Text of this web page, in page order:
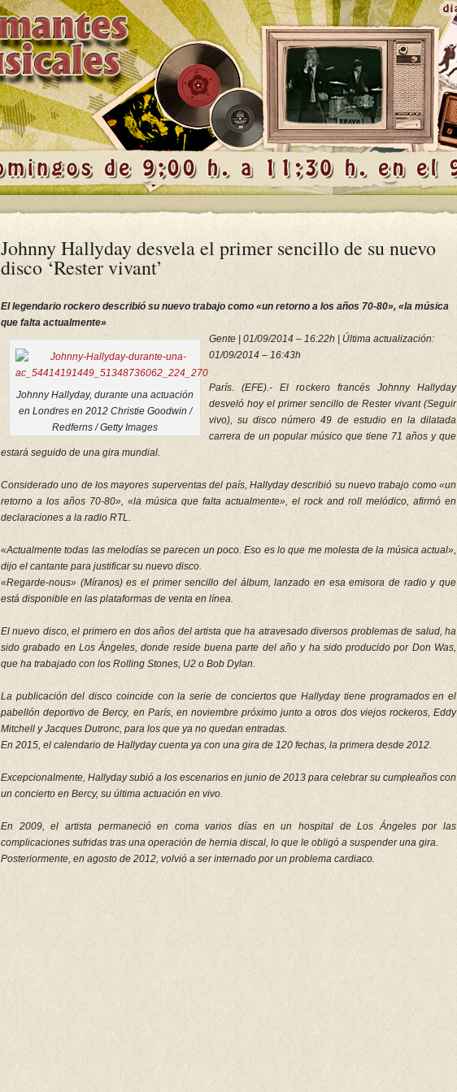
Johnny Hallyday desvela el primer sencillo de su nuevo
disco ‘Rester vivant’
El legendario rockero describió su nuevo trabajo como «un retorno a los años 70-80», «la música
que falta actualmente»
Johnny Hallyday, durante una actuación
en Londres en 2012 Christie Goodwin /
Redferns / Getty Images
Gente | 01/09/2014 – 16:22h | Última actualización:
01/09/2014 – 16:43h
París. (EFE).- El rockero francés Johnny Hallyday
desveló hoy el primer sencillo de Rester vivant (Seguir
vivo), su disco número 49 de estudio en la dilatada
carrera de un popular músico que tiene 71 años y que
estará seguido de una gira mundial.
Considerado uno de los mayores superventas del país, Hallyday describió su nuevo trabajo como «un
retorno a los años 70-80», «la música que falta actualmente», el rock and roll melódico, afirmó en
declaraciones a la radio RTL.
«Actualmente todas las melodías se parecen un poco. Eso es lo que me molesta de la música actual»,
dijo el cantante para justificar su nuevo disco.
«Regarde-nous» (Míranos) es el primer sencillo del álbum, lanzado en esa emisora de radio y que
está disponible en las plataformas de venta en línea.
El nuevo disco, el primero en dos años del artista que ha atravesado diversos problemas de salud, ha
sido grabado en Los Ángeles, donde reside buena parte del año y ha sido producido por Don Was,
que ha trabajado con los Rolling Stones, U2 o Bob Dylan.
La publicación del disco coincide con la serie de conciertos que Hallyday tiene programados en el
pabellón deportivo de Bercy, en París, en noviembre próximo junto a otros dos viejos rockeros, Eddy
Mitchell y Jacques Dutronc, para los que ya no quedan entradas.
En 2015, el calendario de Hallyday cuenta ya con una gira de 120 fechas, la primera desde 2012.
Excepcionalmente, Hallyday subió a los escenarios en junio de 2013 para celebrar su cumpleaños con
un concierto en Bercy, su última actuación en vivo.
En 2009, el artista permaneció en coma varios días en un hospital de Los Ángeles por las
complicaciones sufridas tras una operación de hernia discal, lo que le obligó a suspender una gira.
Posteriormente, en agosto de 2012, volvió a ser internado por un problema cardiaco.